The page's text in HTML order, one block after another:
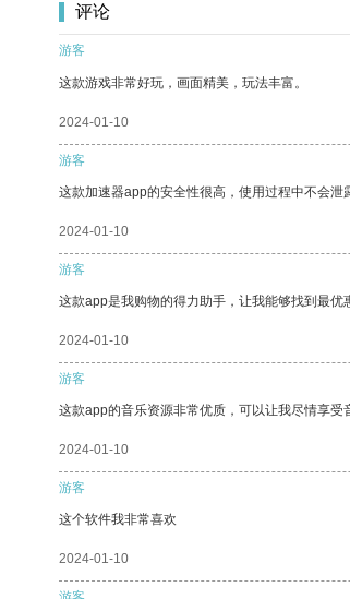
评论
游客
这款游戏非常好玩，画面精美，玩法丰富。
2024-01-10
游客
这款加速器app的安全性很高，使用过程中不会泄
2024-01-10
游客
这款app是我购物的得力助手，让我能够找到最优
2024-01-10
游客
这款app的音乐资源非常优质，可以让我尽情享受
2024-01-10
游客
这个软件我非常喜欢
2024-01-10